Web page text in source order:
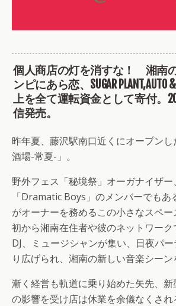
個人商店の灯を消すな！ 湘南
ンピにあら恋、SUGAR
上を全て運転資金として寄付。
信発売。
昨年夏、藤沢駅南口近くにオープン
酒場-常夏-」。
野外フェス「秘境祭」オーガナイザー
「Dramatic Boys」のメンバーでもあ
がオーナーを務めるこの小さなスペ
初から湘南在住者や彼のネットワー
DJ、ミュージシャンが集い、日夜パ
り広げられ、湘南の新しい音楽シーン
漸く経営も軌道に乗り始めた矢先、
の影響を受け店は休業を余儀なくされ